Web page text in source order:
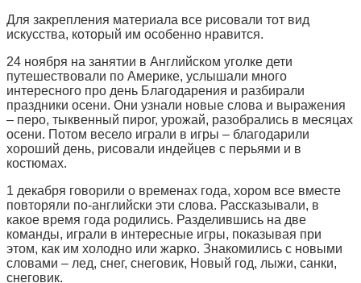
Для закрепления материала все рисовали тот вид
искусства, который им особенно нравится.
24 ноября на занятии в Английском уголке дети
путешествовали по Америке, услышали много
интересного про день Благодарения и разбирали
праздники осени. Они узнали новые слова и выражения
– перо, тыквенный пирог, урожай, разобрались в месяцах
осени. Потом весело играли в игры – благодарили
хороший день, рисовали индейцев с перьями и в
костюмах.
1 декабря говорили о временах года, хором все вместе
повторяли по-английски эти слова. Рассказывали, в
какое время года родились. Разделившись на две
команды, играли в интересные игры, показывая при
этом, как им холодно или жарко. Знакомились с новыми
словами – лед, снег, снеговик, Новый год, лыжи, санки,
снеговик.